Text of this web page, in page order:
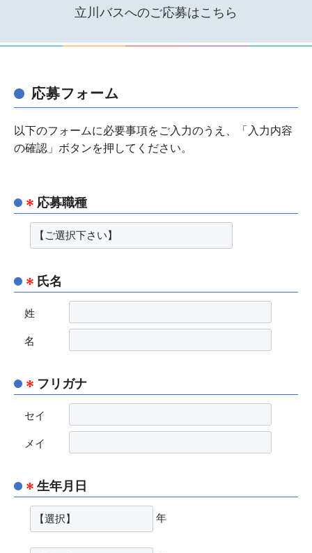
立川バスへのご応募はこちら
応募フォーム
以下のフォームに必要事項をご入力のうえ、「入力内容
の確認」ボタンを押してください。
応募職種
氏名
姓
名
フリガナ
セイ
メイ
生年月日
年